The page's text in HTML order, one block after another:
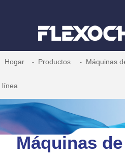
Hogar Productos Máquinas
línea
Máquinas